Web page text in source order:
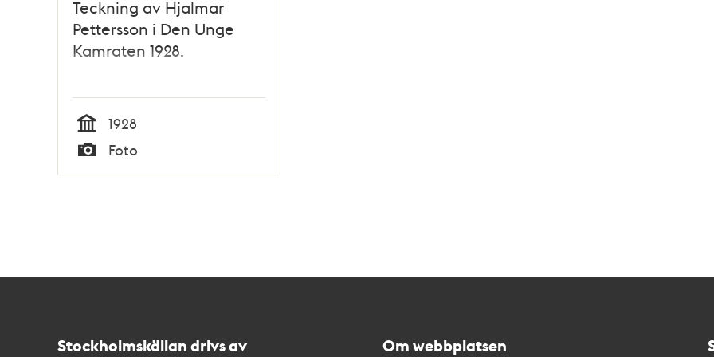
Teckning av Hjalmar
Pettersson i Den Unge
Kamraten 1928.
Tid
1928
Foto
Stockholmskällan drivs av Om webbplatsen